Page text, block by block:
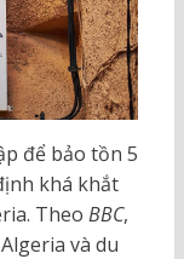
để bảo tồn 5
khá khắt
Theo BBC,
và du